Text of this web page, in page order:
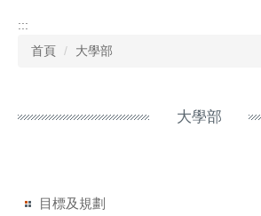
:::
首頁
大學部
大學部
目標及規劃